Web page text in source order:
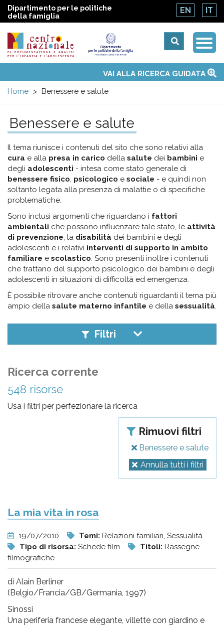
Dipartimento per le politiche
della famiglia
EN IT
Centro
nazionale
di
Documentazione
e
analisi
pr
l'infanzia
e
l'adolescenza
menu
Temi
Attività
Convenzione ONUVAI ALLA RICERCA GUIDATA
Home
Benessere e salute
Benessere e salute
Il tema riunisce i contenuti del sito che sono relativi alla
cura e alla presa in carico della salute dei bambini e
degli adolescenti - intesa come stato generale di
benessere fisico, psicologico e sociale - e quindi non
soltanto legata alla presenza di malattie o di specifiche
problematiche.
Sono inclusi argomenti che riguardano i fattori
ambientali che possono influenzare tale stato, le attività
di prevenzione, la disabilità dei bambini e degli
adolescenti e i relativi interventi di supporto in ambito
familiare e scolastico. Sono presenti inoltre i contenuti
che trattano del supporto psicologico dei bambini e degli
adolescenti in situazioni di difficoltà ed emergenza.
È possibile ritrovare anche contenuti riguardanti il tema più
ampio della salute materno infantile e della sessualità.
Filtri
Ricerca corrente
548 risorse
Usa i filtri per perfezionare la ricerca
Rimuovi filtri
Benessere e salute
Annulla tutti i filtri
La mia vita in rosa
19/07/2010 Temi: Relazioni familiari, Sessualità
Tipo di risorsa: Schede film Titoli: Rassegne
filmografiche
di Alain Berliner
(Belgio/Francia/GB/Germania, 1997)
Sinossi
Una periferia francese elegante, villette con giardino e